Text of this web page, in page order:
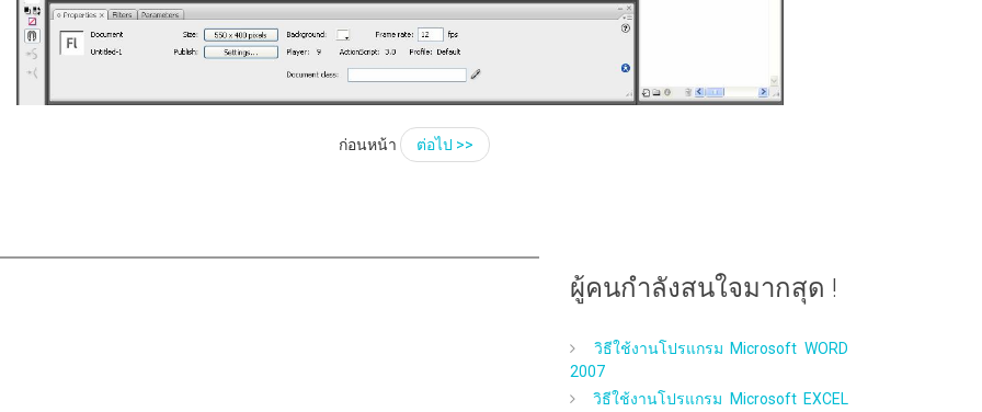
ก่อนหน้า ต่อไป >>
ผู้คนกำลังสนใจมากสุด !
วิธีใช้งานโปรแกรม Microsoft WORD
2007
วิธีใช้งานโปรแกรม Microsoft EXCEL